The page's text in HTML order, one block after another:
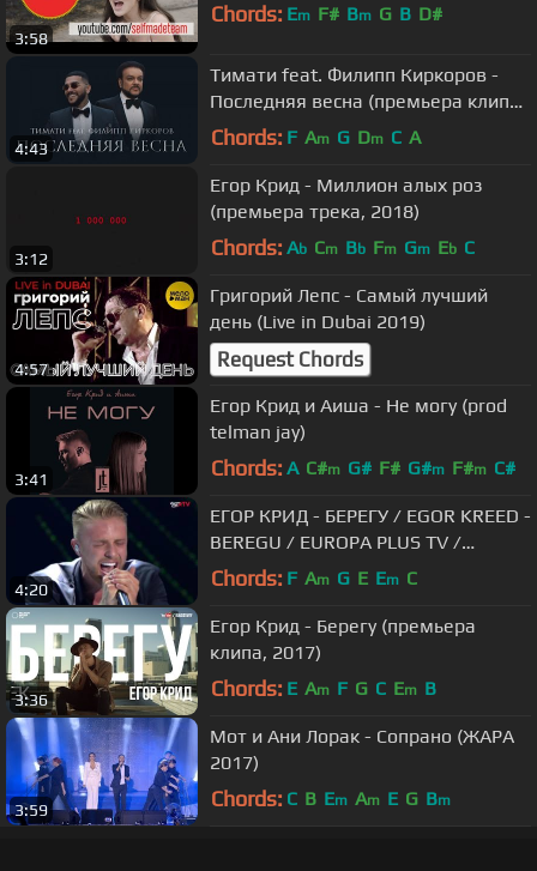
3:58
Chords: Em F# Bm G B D#
4:43
Тимати feat. Филипп Киркоров -
Последняя весна (премьера клипа,
2017)
Chords: F Am G Dm C A
3:12
Егор Крид - Миллион алых роз
(премьера трека, 2018)
Chords: Ab Cm Bb Fm Gm Eb C
4:57
Григорий Лепс - Самый лучший
день (Live in Dubai 2019)
Request Chords
3:41
Егор Крид и Аиша - Не могу (prod
telman jay)
Chords: A C#m G# F# G#m F#m C#
4:20
ЕГОР КРИД - БЕРЕГУ / EGOR KREED -
BEREGU / EUROPA PLUS TV /
SLAVYANSKIY BAZAR / VITEBSK /
Chords: F Am G E Em C
3:36
Егор Крид - Берегу (премьера
клипа, 2017)
Chords: E Am F G C Em B
3:59
Мот и Ани Лорак - Сопрано (ЖАРА
2017)
Chords: C B Em Am E G Bm